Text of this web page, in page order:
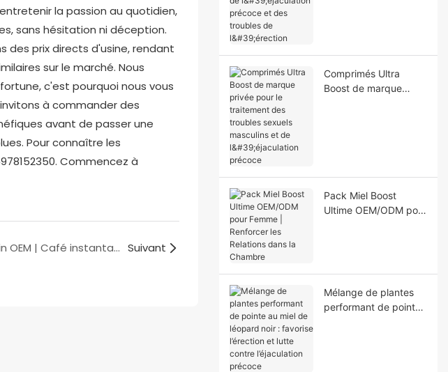
la passion au quotidien,
sans hésitation ni déception.
des prix directs d'usine, rendant
sur le marché. Nous
c'est pourquoi nous vous
à commander des
avant de passer une
Pour connaître les
Commencez à
Café stimulant masculin OEM | Café instantané de marque privée pour l&#39;énergie et l&#39;endurance Suivant
Comprimés Ultra
Boost de marque
Pack Miel Boost
Ultime OEM/ODM pour
Mélange de plantes
performant de pointe